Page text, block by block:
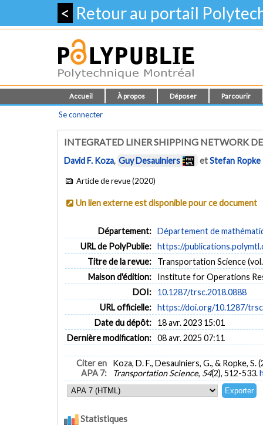
< Retour au portail
Accueil À propos Déposer Parcourir
Se connecter
INTEGRATED LINER SHIPPING NETWORK
David F. Koza, Guy Desaulniers etStefan Ropke
Article de revue (2020)
Un lien externe est disponible pour ce document
Département: Département de
URL de PolyPublie: https://
Titre de la revue:
Transportation Science
Maison d'édition:
Institute for Operations
DOI:
10.1287/trsc.2018.0888
URL officielle: https://doi.org/10.1287/
Date du dépôt:
18 avr. 2023 15:01
Dernière modification: 08 avr. 2025 07:11
Citer en
APA 7:
Koza, D. F., Desaulniers, G., & Ropke,
Transportation Science, 54(2), 512-533.
Statistiques